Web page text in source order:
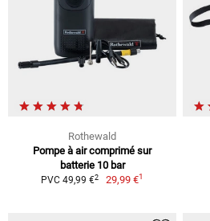
Rothewald
Pompe à air comprimé sur
batterie 10 bar
PVC 49,99 €2 29,99 €1